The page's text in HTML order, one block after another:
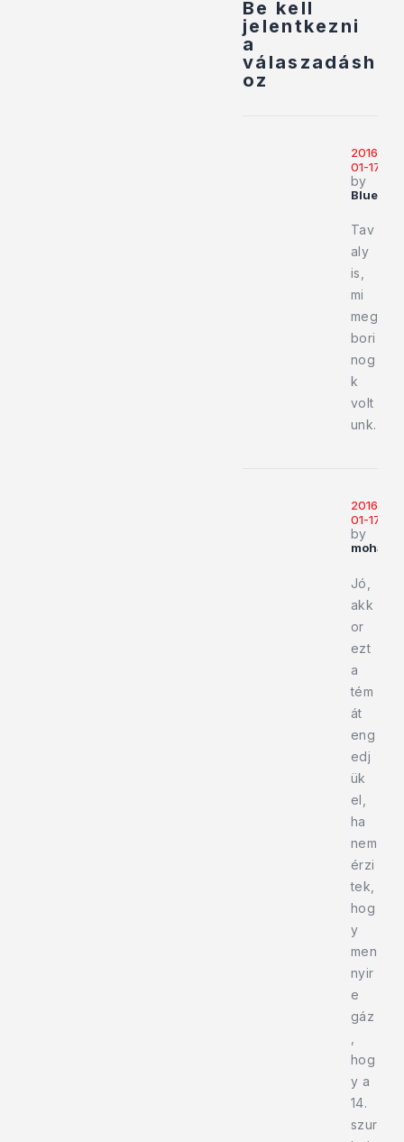
Be kell
jelentkezni
a
válaszadásh
oz
2016-
01-17
by
Tav
aly
is,
mi
meg
bori
nog
k
volt
unk.
2016-
01-17
by
Jó,
akk
or
ezt
a
tém
át
eng
edj
ük
el,
ha
nem
érzi
tek,
hog
y
men
nyir
e
gáz
hog
y a
14.
szur